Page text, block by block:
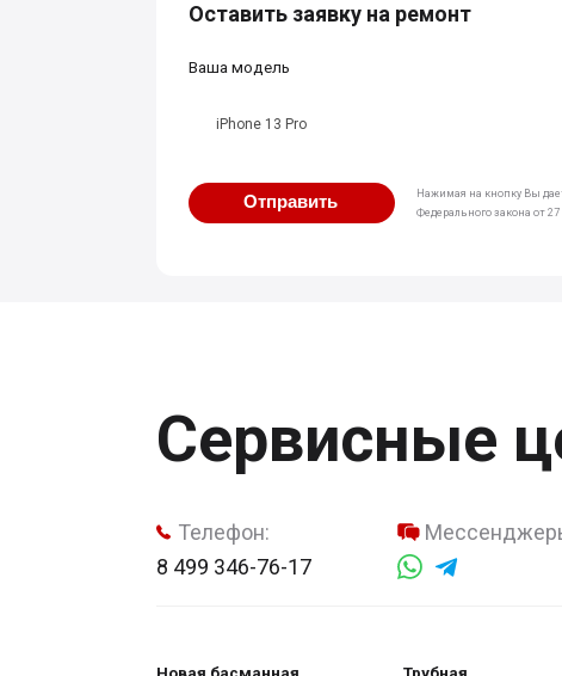
Оставить заявку на ремонт
Ваша модель
iPhone 13 Pro
Отправить
Нажимая на кнопку Вы
Федерального закона от
Сервисные
Телефон:
8 499 346-76-17